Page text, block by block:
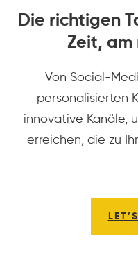
Die richtigen
Zeit,
Von Social-
personalisierten
innovative Kanäle,
erreichen, die zu